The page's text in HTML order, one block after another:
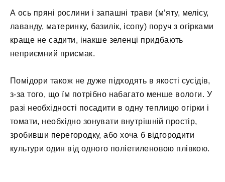
А ось пряні рослини і запашні трави (м’яту, мелісу,
лаванду, материнку, базилік, ісопу) поруч з огірками
краще не садити, інакше зеленці придбають
неприємний присмак.
Помідори також не дуже підходять в якості сусідів,
з-за того, що їм потрібно набагато менше вологи. У
разі необхідності посадити в одну теплицю огірки і
томати, необхідно зонувати внутрішній простір,
зробивши перегородку, або хоча б відгородити
культури один від одного поліетиленовою плівкою.